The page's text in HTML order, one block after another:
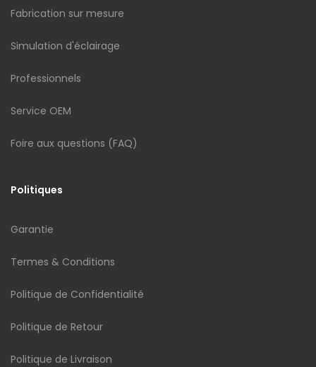
Fabrication sur mesure
Simulation d'éclairage
Professionnels
Service OEM
Foire aux questions (FAQ)
Politiques
Garantie
Termes & Conditions
Politique de Confidentialité
Politique de Retour
Politique de Livraison